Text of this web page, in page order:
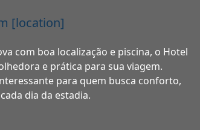
[location]
com boa localização e piscina, o Hotel
e prática para sua viagem.
para quem busca conforto,
dia da estadia.